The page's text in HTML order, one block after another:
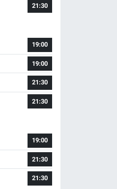
21:30
19:00
19:00
21:30
21:30
19:00
21:30
21:30